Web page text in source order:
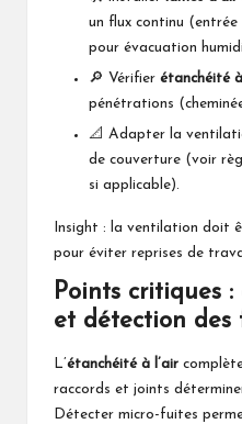
un flux continu
pour évacuation
🔎 Vérifier étanchéité
pénétrations
📐 Adapter la
de couverture (voir
si applicable).
Insight : la ventilation doit
pour éviter reprises de
Points critiques
et détection des
L’ étanchéité à l’air
raccords et joints
Détecter micro-fuites